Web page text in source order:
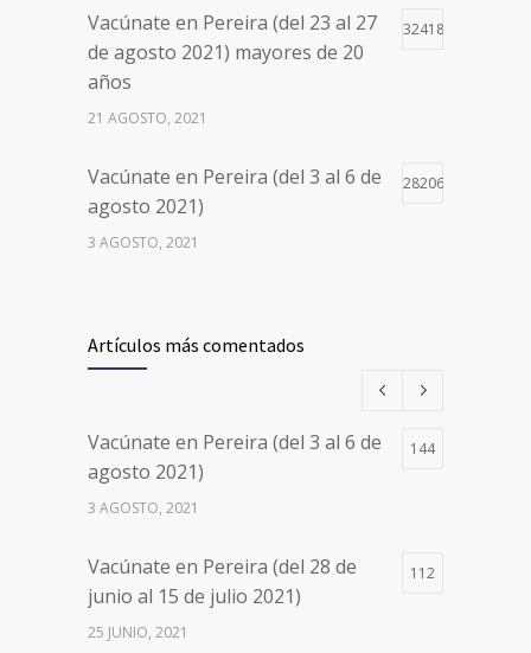
Vacúnate en Pereira (del 23 al 27
de agosto 2021) mayores de 20
años
32418
21 AGOSTO, 2021
Vacúnate en Pereira (del 3 al 6 de
agosto 2021)
28206
3 AGOSTO, 2021
de agosto 2021) mayores de 20
años
Números de Teléfono y Horarios
de Atención para pedir Citas
Médicas en los 5 departamentos
Clínica Cancerológica de Boyacá,
Oncólogos del Occidente y Unión
de Cirujanos
Artículos más comentados
Vacúnate en Pereira (del 3 al 6 de
agosto 2021)
144
3 AGOSTO, 2021
Vacúnate en Pereira (del 28 de
junio al 15 de julio 2021)
112
25 JUNIO, 2021